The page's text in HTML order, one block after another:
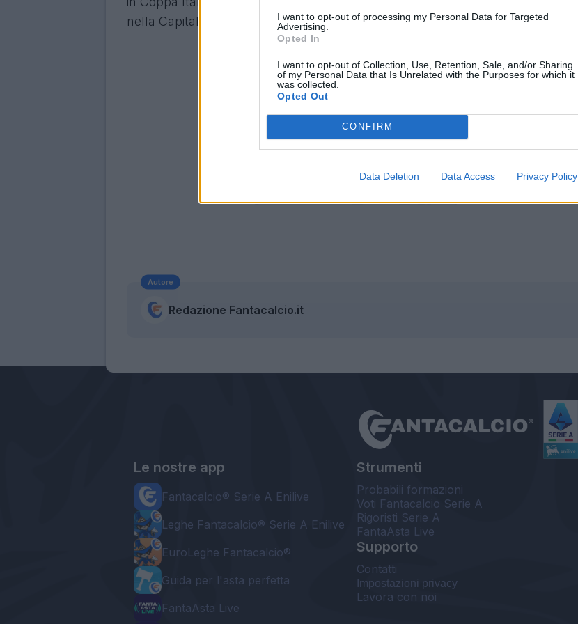
I want to opt-out of processing my Personal Data for Targeted
Advertising.
Opted In
I want to opt-out of Collection, Use, Retention, Sale, and/or Sharing
of my Personal Data that Is Unrelated with the Purposes for which it
was collected.
Opted Out
CONFIRM
Data Deletion Data Access Privacy Policy
nella Capitale.
Autore
Redazione Fantacalcio.it
Le nostre app
Fantacalcio® Serie A Enilive
Leghe Fantacalcio® Serie A Enilive
EuroLeghe Fantacalcio®
Guida per l'asta perfetta
FantaAsta Live
Strumenti
Probabili formazioni
Voti Fantacalcio Serie A
Rigoristi Serie A
FantaAsta Live
Supporto
Contatti
Impostazioni privacy
Lavora con noi